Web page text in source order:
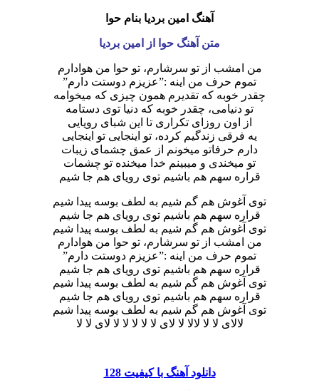
آهنگ امین بردیا بنام حوا
متن آهنگ حوا از امین بردیا
من امشب از تو سرشارم، تو حوا من هوادارم
تموم حرف من اینه :”عزیزم دوستت دارم”
چقدر خوبه که تقدیرم همون چیزی که میخوامه
تو دنیامی، چقدر خوبه که دنیا توی دستامه
از اون روزای تکراری تا این شبای رویایی
یه فرقی زندگیم کرده، تو اینجایی تو اینجایی
دارم حرفاتو میخونم از عمق چشمای زیبات
تو میخندی و میبینم خدا میخنده تو چشمات
قراره سهم هم باشیم توی رویای هم جا شیم
توی آغوش هم گم شیم به لطف بوسه پیدا شیم
قراره سهم هم باشیم توی رویای هم جا شیم
توی آغوش هم گم شیم به لطف بوسه پیدا شیم
من امشب از تو سرشارم، تو حوا من هوادارم
تموم حرف من اینه :”عزیزم دوستت دارم”
قراره سهم هم باشیم توی رویای هم جا شیم
توی آغوش هم گم شیم به لطف بوسه پیدا شیم
قراره سهم هم باشیم توی رویای هم جا شیم
توی آغوش هم گم شیم به لطف بوسه پیدا شیم
لالای لا لا لالا لا لای لا لا لا لا لا لای لا لا
دانلود آهنگ با کیفیت 128